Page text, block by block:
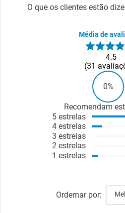
O que os clientes estão
Média de
4.5
31
0%
Recomendam
5 estrelas
4 estrelas
3 estrelas
2 estrelas
1 estrelas
Ordernar por: